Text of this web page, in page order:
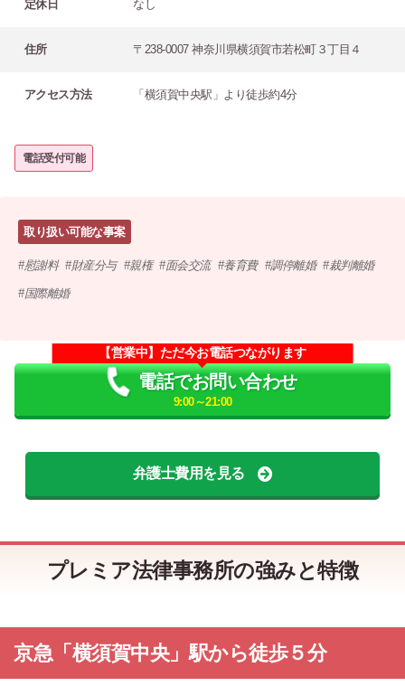
定休日 なし
住所 〒238-0007 神奈川県横須賀市若松町３丁目４
アクセス方法 「横須賀中央駅」より徒歩約4分
電話受付可能
取り扱い可能な事案
慰謝料 財産分与 親権 面会交流 養育費 調停離婚 裁判離婚
国際離婚
【営業中】ただ今お電話つながります
電話でお問い合わせ
9:00～21:00
弁護士費用を見る
プレミア法律事務所の強みと特徴
京急「横須賀中央」駅から徒歩５分